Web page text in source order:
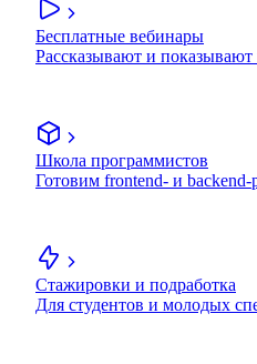
Бесплатные вебинары
Рассказывают и
Школа программистов
Готовим frontend- и backend-
Стажировки и подработка
Для студентов и молодых